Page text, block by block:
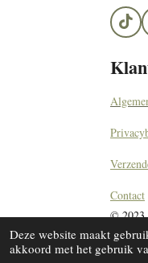
Deze website maakt
akkoord met het gebruik
T
i
T
k
Contact
© 2023